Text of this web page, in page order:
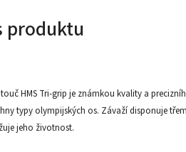
produktu
HMS Tri-grip je známkou kvality a
typy olympijských os. Závaží disponuje
jeho životnost.